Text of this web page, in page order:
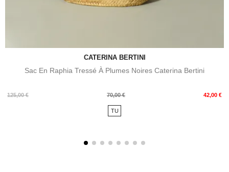
CATERINA BERTINI
Sac En Raphia Tressé À Plumes Noires Caterina Bertini
125,00 €
Prix
70,00 € 42,00 €
Prix
TU